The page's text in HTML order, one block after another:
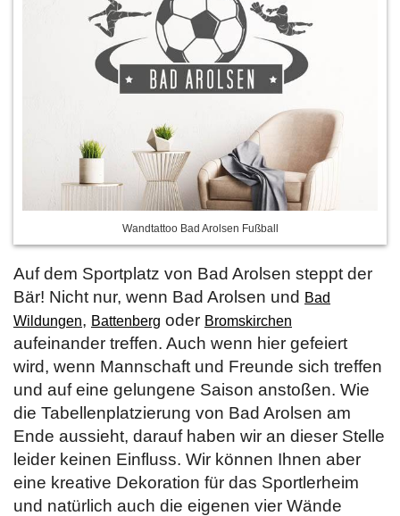
Wandtattoo Bad Arolsen Fußball
Auf dem Sportplatz von Bad Arolsen steppt der
Bär! Nicht nur, wenn Bad Arolsen und Bad
Wildungen, Battenberg oder Bromskirchen
aufeinander treffen. Auch wenn hier gefeiert
wird, wenn Mannschaft und Freunde sich treffen
und auf eine gelungene Saison anstoßen. Wie
die Tabellenplatzierung von Bad Arolsen am
Ende aussieht, darauf haben wir an dieser Stelle
leider keinen Einfluss. Wir können Ihnen aber
eine kreative Dekoration für das Sportlerheim
und natürlich auch die eigenen vier Wände